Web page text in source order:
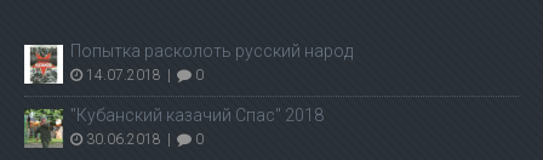
Попытка расколоть русский народ
14.07.2018 | 0
"Кубанский казачий Спас" 2018
30.06.2018 | 0